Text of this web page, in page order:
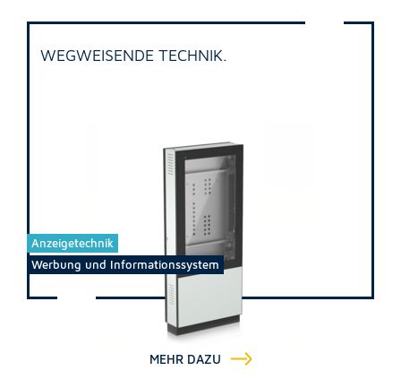
WEGWEISENDE TECHNIK.
Anzeigetechnik
Werbung und Informationssystem
MEHR DAZU